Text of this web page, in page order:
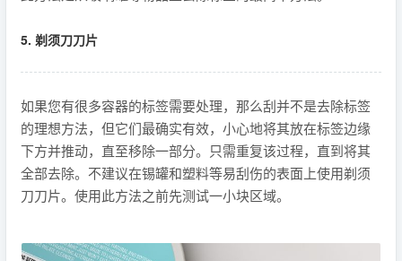
5. 剃须刀刀片
如果您有很多容器的标签需要处理，那么刮并不是去除标签
的理想方法，但它们最确实有效，小心地将其放在标签边缘
下方并推动，直至移除一部分。只需重复该过程，直到将其
全部去除。不建议在锡罐和塑料等易刮伤的表面上使用剃须
刀刀片。使用此方法之前先测试一小块区域。